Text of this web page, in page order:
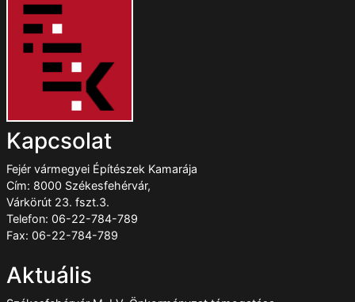
Kapcsolat
Fejér vármegyei Építészek Kamarája
Cím: 8000 Székesfehérvár,
Várkörút 23. fszt.3.
Telefon: 06-22-784-789
Fax: 06-22-784-789
Aktuális